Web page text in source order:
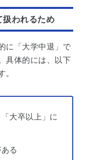
扱われるため
に「大学中退」で
具体的には、以下
。
大卒以上」に
る